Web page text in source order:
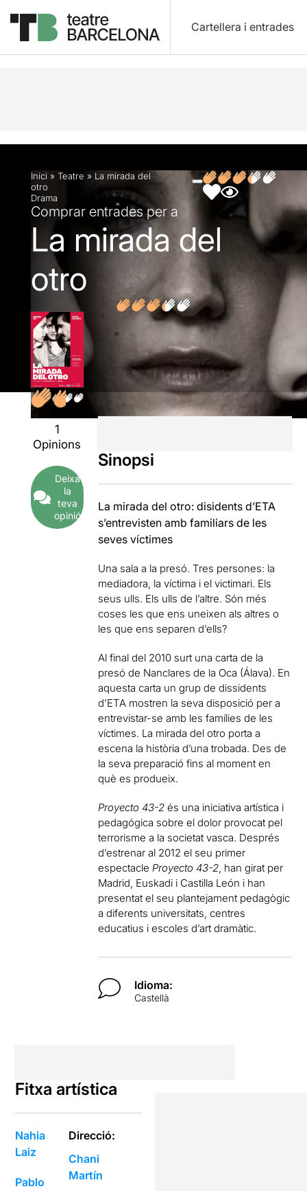
Cartellera i entrades
Descripció Fitxa artística Fotos i vídeos
Inici » Teatre » La mirada del
otro
Drama
Comprar entrades per a
La mirada del
otro
1
Opinions
Deixa
la
teva
opinió
Sinopsi
La mirada del otro: disidents d’ETA
s’entrevisten amb familiars de les
seves víctimes
Una sala a la presó. Tres persones: la
mediadora, la víctima i el victimari. Els
seus ulls. Els ulls de l’altre. Són més
coses les que ens uneixen als altres o
les que ens separen d’ells?
Al final del 2010 surt una carta de la
presó de Nanclares de la Oca (Álava). En
aquesta carta un grup de dissidents
d’ETA mostren la seva disposició per a
entrevistar-se amb les famílies de les
víctimes. La mirada del otro porta a
escena la història d’una trobada. Des de
la seva preparació fins al moment en
què es produeix.
Proyecto 43-2 és una iniciativa artística i
pedagógica sobre el dolor provocat pel
terrorisme a la societat vasca. Després
d’estrenar al 2012 el seu primer
espectacleProyecto 43-2, han girat per
Madrid, Euskadi i Castilla León i han
presentat el seu plantejament pedagògic
a diferents universitats, centres
educatius i escoles d’art dramàtic.
Idioma:
Castellà
Fitxa artística
Nahia
Laiz
Pablo
Direcció:
Chani
Martín